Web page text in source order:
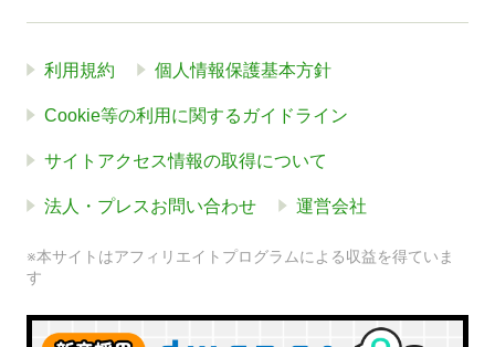
利用規約 個人情報保護基本方針
Cookie等の利用に関するガイドライン
サイトアクセス情報の取得について
法人・プレスお問い合わせ 運営会社
※本サイトはアフィリエイトプログラムによる収益を得ていま
す